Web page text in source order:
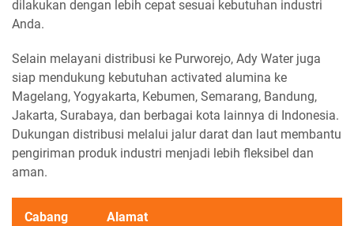
dilakukan dengan lebih cepat sesuai kebutuhan industri
Anda.
Selain melayani distribusi ke Purworejo, Ady Water juga
siap mendukung kebutuhan activated alumina ke
Magelang, Yogyakarta, Kebumen, Semarang, Bandung,
Jakarta, Surabaya, dan berbagai kota lainnya di Indonesia.
Dukungan distribusi melalui jalur darat dan laut membantu
pengiriman produk industri menjadi lebih fleksibel dan
aman.
Cabang Alamat